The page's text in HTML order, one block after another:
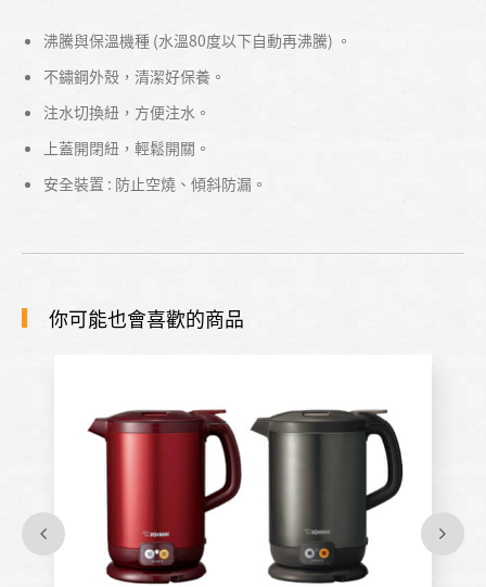
沸騰與保溫機種 (水溫80度以下自動再沸騰) 。
不鏽鋼外殼，清潔好保養。
注水切換紐，方便注水。
上蓋開閉紐，輕鬆開關。
安全裝置 : 防止空燒、傾斜防漏。
你可能也會喜歡的商品